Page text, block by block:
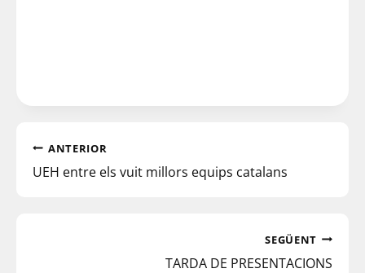
ANTERIOR
UEH entre els vuit millors equips catalans
SEGÜENT
TARDA DE PRESENTACIONS